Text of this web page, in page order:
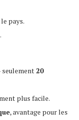
pays.
seulement 20
plus facile.
, avantage pour les